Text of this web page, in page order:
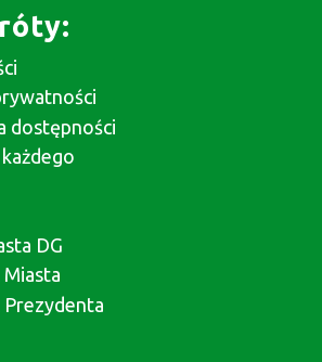
dostępności
DG
Miasta
Prezydenta